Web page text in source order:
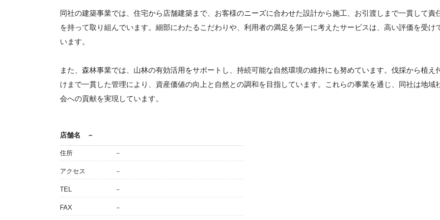
同社の建築事業では、住宅から店舗建築まで、お客様のニーズに合わせた設計から施工、お引渡しまで一貫して責
を持って取り組んでいます。細部にわたるこだわりや、利用者の満足を第一に考えたサービスは、高い評価を受け
います。
また、森林事業では、山林の有効活用をサポートし、持続可能な自然環境の維持にも努めています。伐採から植え
けまで一貫した管理により、資産価値の向上と自然との調和を目指しています。これらの事業を通じ、同社は地域
会への貢献を実現しています。
店舗名 －
住所 －
アクセス －
TEL －
FAX －